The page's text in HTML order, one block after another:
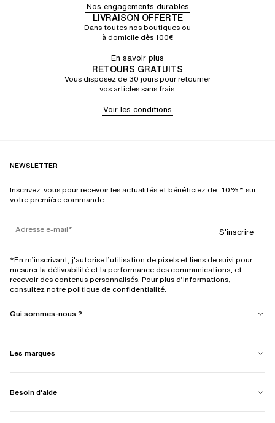
Nos engagements durables
LIVRAISON OFFERTE
Dans toutes nos boutiques ou
à domicile dès 100€
En savoir plus
RETOURS GRATUITS
Vous disposez de 30 jours pour retourner
vos articles sans frais.
Voir les conditions
NEWSLETTER
Inscrivez-vous pour recevoir les actualités et bénéficiez de -10%* sur
votre première commande.
Adresse e-mail S'inscrire
*En m’inscrivant, j’autorise l’utilisation de pixels et liens de suivi pour
mesurer la délivrabilité et la performance des communications, et
recevoir des contenus personnalisés. Pour plus d’informations,
consultez notre politique de confidentialité.
Qui sommes-nous ?
Les marques
Besoin d'aide